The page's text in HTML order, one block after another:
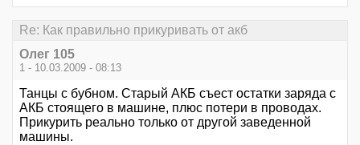
Re: Как правильно прикуривать от акб
Олег 105
1 - 10.03.2009 - 08:13
Танцы с бубном. Старый АКБ съест остатки заряда с
АКБ стоящего в машине, плюс потери в проводах.
Прикурить реально только от другой заведенной
машины.